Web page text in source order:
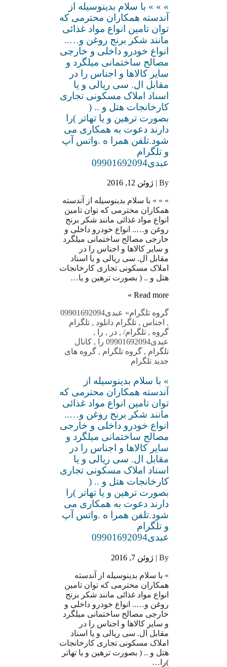
» » » با سلام بدینوسیله از
آندسته همکاران محترمی که
توان تامین انواع مواد غذائی
مانند شکر برنج روغن و…..
انواع خودرو داخلی و خارجی
مصالح ساختمانی میلگرد و
سایر کالاها و اجناس را در
مقابل ال. سی ریالی و یا
اسناد املاک مسکونی تجاری
کارخانجات هتل و .. (
بصورت ترهین و یا تهاتر )را
دارند دعوت به همکاری می
شود.تلفن همرا ه .واتس آپ
و تلگرام
عبدی09901692094
By | ژوئن 12, 2016
» » » با سلام بدینوسیله از آندسته
همکاران محترمی که توان تامین
انواع مواد غذائی مانند شکر برنج
روغن و….. انواع خودرو داخلی و
خارجی مصالح ساختمانی میلگرد
و سایر کالاها و اجناس را در
مقابل ال. سی ریالی و یا اسناد
املاک مسکونی تجاری کارخانجات
هتل و .. ( بصورت ترهین و یا…
Read more »
گروه تلگرام» عبدی09901692094
, اجناس , تلگرام دانلود , تلگرام
گروه , تلگرام/, در , را
,
عبدی09901692094 را
, کانال
تلگرام , گروه تلگرام , گروه های
جدید تلگرام
» با سلام بدینوسیله از
آندسته همکاران محترمی که
توان تامین انواع مواد غذائی
مانند شکر برنج روغن و…..
انواع خودرو داخلی و خارجی
مصالح ساختمانی میلگرد و
سایر کالاها و اجناس را در
مقابل ال. سی ریالی و یا
اسناد املاک مسکونی تجاری
کارخانجات هتل و .. (
بصورت ترهین و یا تهاتر )را
دارند دعوت به همکاری می
شود.تلفن همرا ه .واتس آپ
و تلگرام
عبدی09901692094
By | ژوئن 7, 2016
» با سلام بدینوسیله از آندسته
همکاران محترمی که توان تامین
انواع مواد غذائی مانند شکر برنج
روغن و….. انواع خودرو داخلی و
خارجی مصالح ساختمانی میلگرد
و سایر کالاها و اجناس را در
مقابل ال. سی ریالی و یا اسناد
املاک مسکونی تجاری کارخانجات
هتل و .. ( بصورت ترهین و یا تهاتر
)را…